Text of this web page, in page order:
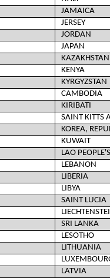
JAMAICA
JERSEY
JORDAN
JAPAN
KAZAKHSTAN
KENYA
KYRGYZSTAN
CAMBODIA
KIRIBATI
SAINT KITTS
KOREA,
KUWAIT
LAO
LEBANON
LIBERIA
LIBYA
SAINT LUCIA
SRI LANKA
LESOTHO
LITHUANIA
LATVIA